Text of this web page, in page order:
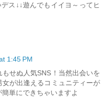
ス↓↓遊んでもイイヨ～ってヒ
1:45 PM
せぬ人気SNS！当然出会いを
が出逢えるコミュニティーが
単にできちゃいますよ